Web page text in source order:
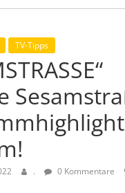
TV-Tipps
.
0 Kommentare